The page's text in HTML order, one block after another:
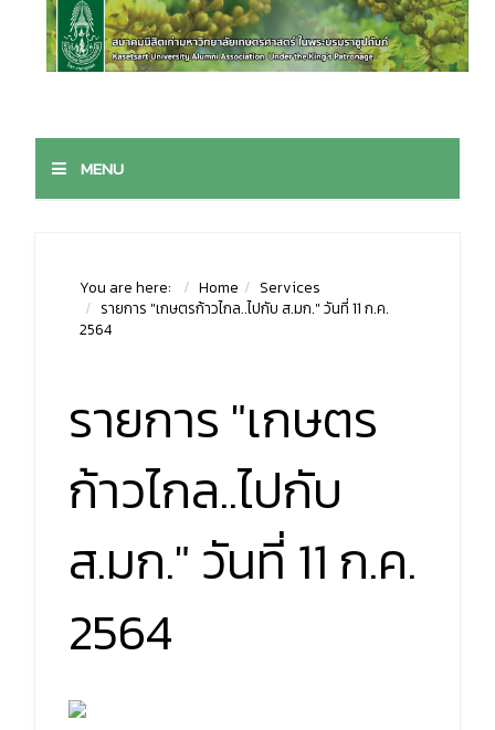
MENU
You are here: Home
Services
รายการ "เกษตรก้าวไกล..ไปกับ ส.มก." วันที่ 11 ก.ค.
2564
รายการ "เกษตร
ก้าวไกล..ไปกับ
ส.มก." วันที่ 11 ก.ค.
2564